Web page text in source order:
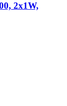
2x1W,